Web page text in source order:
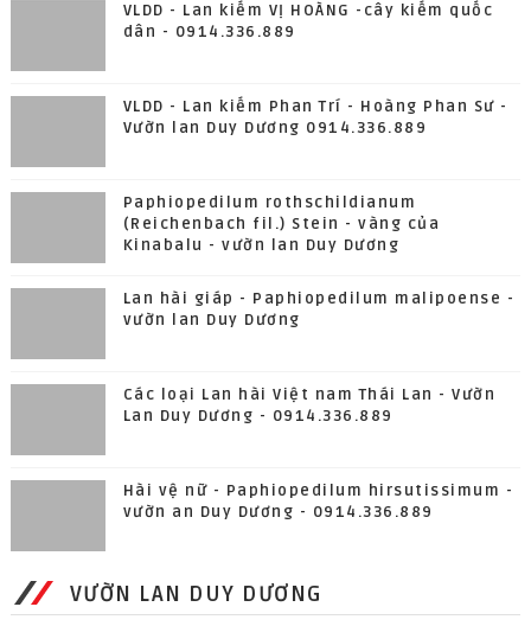
VLDD - Lan kiếm VỊ HOÀNG -cây kiếm quốc
dân - 0914.336.889
VLDD - Lan kiếm Phan Trí - Hoàng Phan Sư -
Vườn lan Duy Dương 0914.336.889
Paphiopedilum rothschildianum
(Reichenbach fil.) Stein - vàng của
Kinabalu - vườn lan Duy Dương
Lan hài giáp - Paphiopedilum malipoense -
vườn lan Duy Dương
Các loại Lan hài Việt nam Thái Lan - Vườn
Lan Duy Dương - 0914.336.889
Hài vệ nữ - Paphiopedilum hirsutissimum -
vườn an Duy Dương - 0914.336.889
VƯỜN LAN DUY DƯƠNG